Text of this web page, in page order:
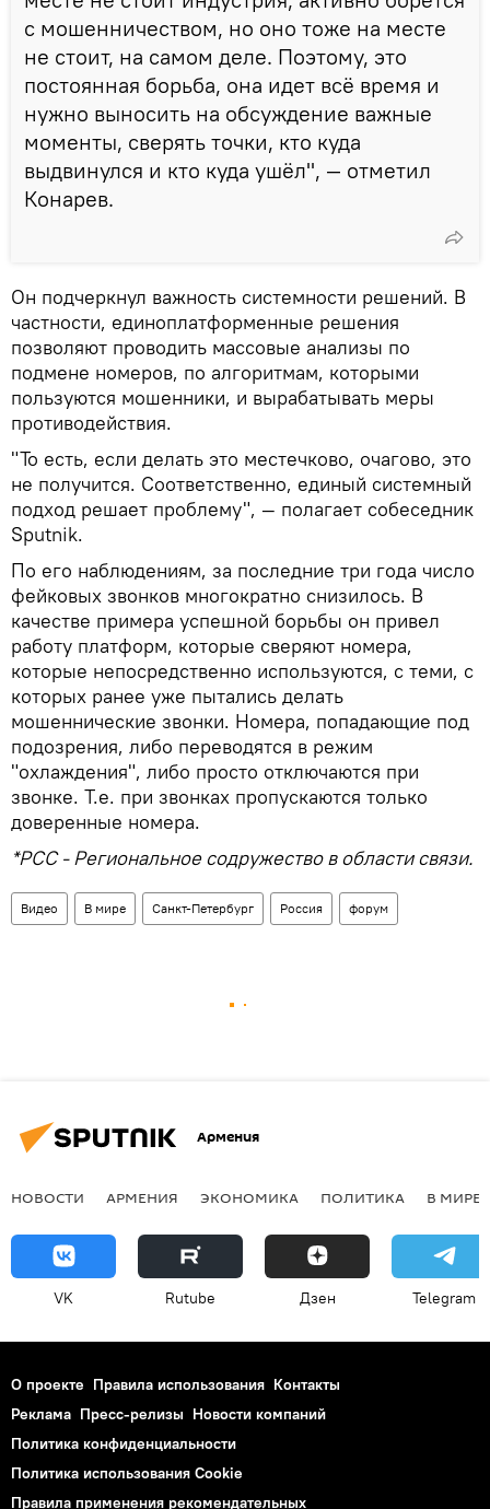
с мошенничеством, но оно тоже на месте
не стоит, на самом деле. Поэтому, это
постоянная борьба, она идет всё время и
нужно выносить на обсуждение важные
моменты, сверять точки, кто куда
выдвинулся и кто куда ушёл", — отметил
Конарев.
Он подчеркнул важность системности решений. В
частности, единоплатформенные решения
позволяют проводить массовые анализы по
подмене номеров, по алгоритмам, которыми
пользуются мошенники, и вырабатывать меры
противодействия.
"То есть, если делать это местечково, очагово, это
не получится. Соответственно, единый системный
подход решает проблему", — полагает собеседник
Sputnik.
По его наблюдениям, за последние три года число
фейковых звонков многократно снизилось. В
качестве примера успешной борьбы он привел
работу платформ, которые сверяют номера,
которые непосредственно используются, с теми, с
которых ранее уже пытались делать
мошеннические звонки. Номера, попадающие под
подозрения, либо переводятся в режим
"охлаждения", либо просто отключаются при
звонке. Т.е. при звонках пропускаются только
доверенные номера.
*РСС - Региональное содружество в области связи.
Видео В мире Санкт-Петербург Россия форум
Армения
НОВОСТИ АРМЕНИЯ ЭКОНОМИКА ПОЛИТИКА В МИРЕ
VK Rutube Дзен Telegram
О проекте Правила использования Контакты
Реклама Пресс-релизы Новости компаний
Политика конфиденциальности
Политика использования Cookie
Правила применения рекомендательных